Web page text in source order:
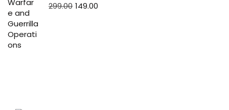
299.00 149.00